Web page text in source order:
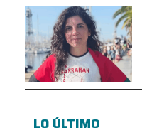
LO ÚLTIMO